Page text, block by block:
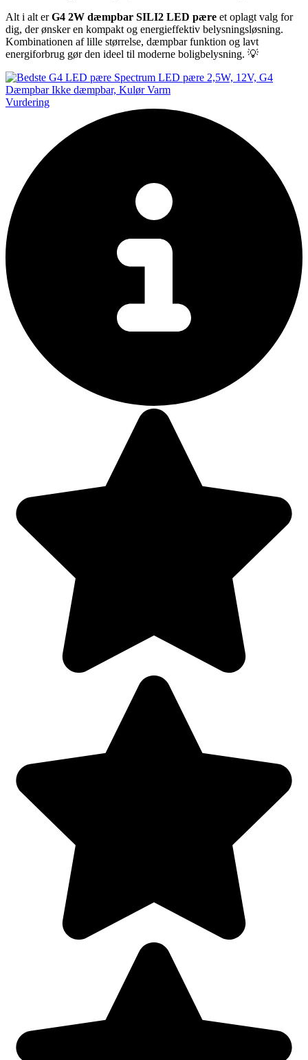
Alt i alt erG4 2W dæmpbar SILI2 LED pære et oplagt valg for
dig, der ønsker en kompakt og energieffektiv belysningsløsning.
Kombinationen af lille størrelse, dæmpbar funktion og lavt
energiforbrug gør den ideel til moderne boligbelysning. 💡
Vurdering